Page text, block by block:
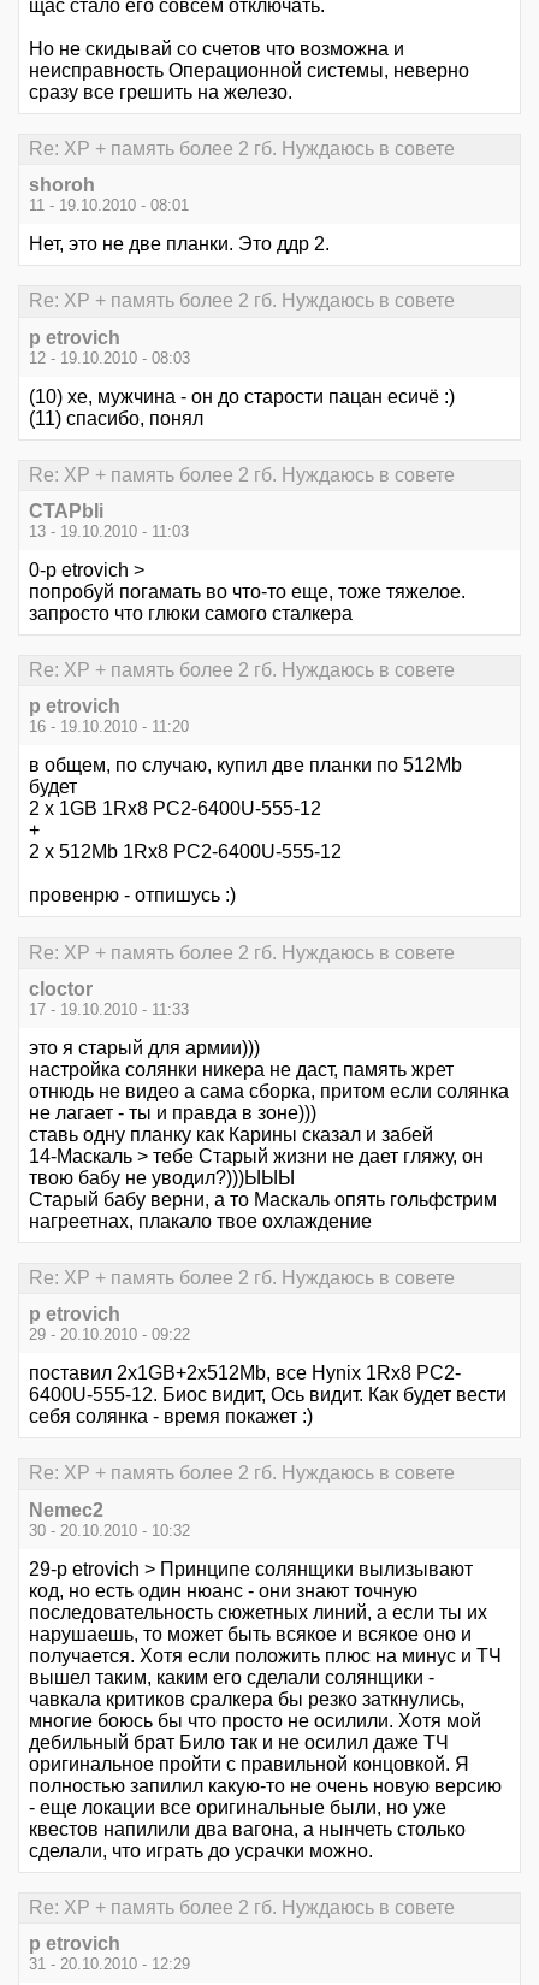
щас стало его совсем отключать.
Но не скидывай со счетов что возможна и
неисправность Операционной системы, неверно
сразу все грешить на железо.
Re: XP + память более 2 гб. Нуждаюсь в совете
shoroh
11 - 19.10.2010 - 08:01
Нет, это не две планки. Это ддр 2.
Re: XP + память более 2 гб. Нуждаюсь в совете
p etrovich
12 - 19.10.2010 - 08:03
(10) хе, мужчина - он до старости пацан есичё :)
(11) спасибо, понял
Re: XP + память более 2 гб. Нуждаюсь в совете
CTAPbIi
13 - 19.10.2010 - 11:03
0-p etrovich >
попробуй погамать во что-то еще, тоже тяжелое.
запросто что глюки самого сталкера
Re: XP + память более 2 гб. Нуждаюсь в совете
p etrovich
16 - 19.10.2010 - 11:20
в общем, по случаю, купил две планки по 512Mb
будет
2 х 1GB 1Rx8 PC2-6400U-555-12
+
2 х 512Mb 1Rx8 PC2-6400U-555-12
провенрю - отпишусь :)
Re: XP + память более 2 гб. Нуждаюсь в совете
cloctor
17 - 19.10.2010 - 11:33
это я старый для армии)))
настройка солянки никера не даст, память жрет
отнюдь не видео а сама сборка, притом если солянка
не лагает - ты и правда в зоне)))
ставь одну планку как Карины сказал и забей
14-Маскаль > тебе Старый жизни не дает гляжу, он
твою бабу не уводил?)))ЫЫЫ
Старый бабу верни, а то Маскаль опять гольфстрим
нагреетнах, плакало твое охлаждение
Re: XP + память более 2 гб. Нуждаюсь в совете
p etrovich
29 - 20.10.2010 - 09:22
поставил 2х1GB+2х512Mb, все Hynix 1Rx8 PC2-
6400U-555-12. Биос видит, Ось видит. Как будет вести
себя солянка - время покажет :)
Re: XP + память более 2 гб. Нуждаюсь в совете
Nemec2
30 - 20.10.2010 - 10:32
29-p etrovich > Принципе солянщики вылизывают
код, но есть один нюанс - они знают точную
последовательность сюжетных линий, а если ты их
нарушаешь, то может быть всякое и всякое оно и
получается. Хотя если положить плюс на минус и ТЧ
вышел таким, каким его сделали солянщики -
чавкала критиков сралкера бы резко заткнулись,
многие боюсь бы что просто не осилили. Хотя мой
дебильный брат Било так и не осилил даже ТЧ
оригинальное пройти с правильной концовкой. Я
полностью запилил какую-то не очень новую версию
- еще локации все оригинальные были, но уже
квестов напилили два вагона, а нынчеть столько
сделали, что играть до усрачки можно.
Re: XP + память более 2 гб. Нуждаюсь в совете
p etrovich
31 - 20.10.2010 - 12:29